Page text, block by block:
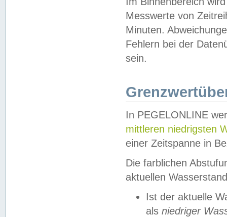
Messwerte von
Minuten.
Fehlern bei der
sein.
In PEGELONLINE
mittleren niedrigsten
einer Zeitspanne in
Die farblichen
aktuellen
Ist der aktuelle
als niedriger